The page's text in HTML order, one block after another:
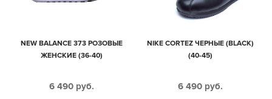
NEW BALANCE 373 РОЗОВЫЕ
ЖЕНСКИЕ (36-40)
6 490 руб.
NIKE CORTEZ ЧЕРНЫЕ (BLACK)
(40-45)
6 490 руб.